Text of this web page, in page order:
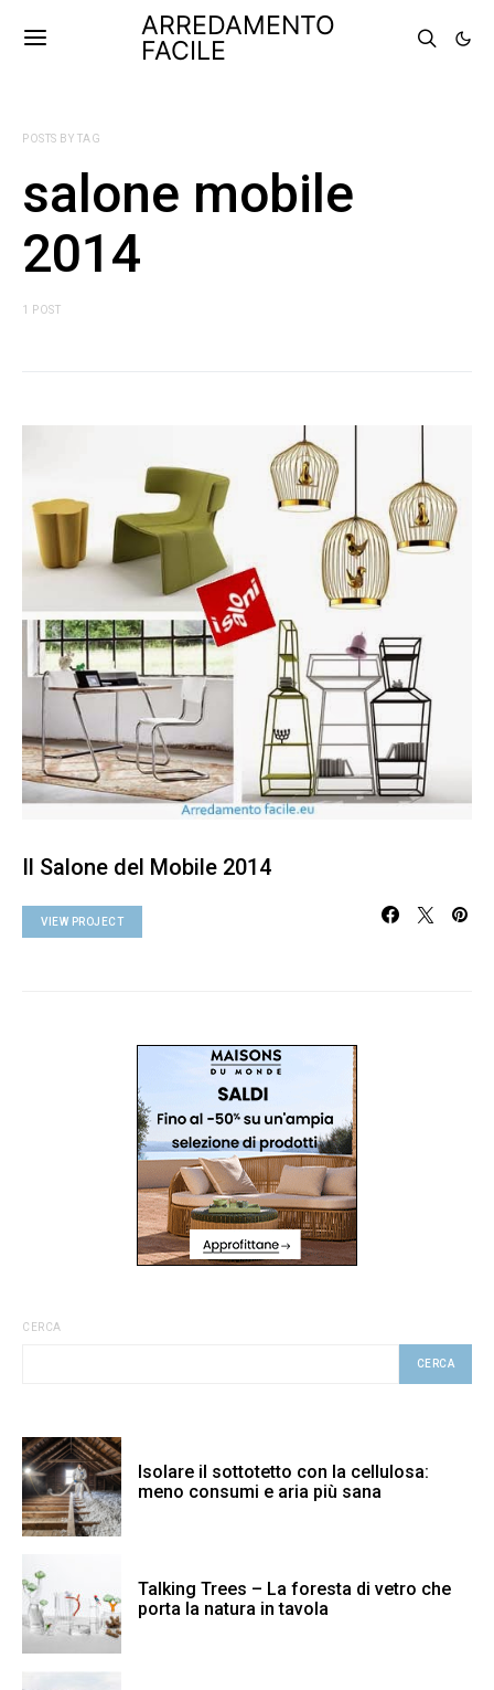
ARREDAMENTO
FACILE
POSTS BY TAG
salone mobile
2014
1 POST
Il Salone del Mobile 2014
VIEW PROJECT
CERCA
CERCA
Isolare il sottotetto con la cellulosa:
meno consumi e aria più sana
Talking Trees – La foresta di vetro che
porta la natura in tavola